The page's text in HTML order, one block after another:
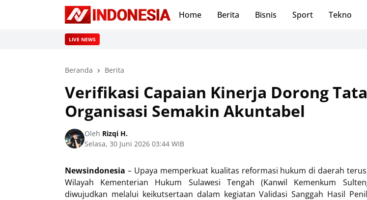
Home Berita Bisnis Sport Tekno
LIVE NEWS
Beranda Berita
Verifikasi Capaian Kinerja Dorong
Organisasi Semakin Akuntabel
Oleh Rizqi H.
Selasa, 30 Juni 2026 03:44 WIB
Newsindonesia – Upaya memperkuat kualitas reformasi hukum di daerah
Wilayah Kementerian Hukum Sulawesi Tengah (Kanwil Kemenkum
diwujudkan melalui keikutsertaan dalam kegiatan Validasi Sanggah Hasil